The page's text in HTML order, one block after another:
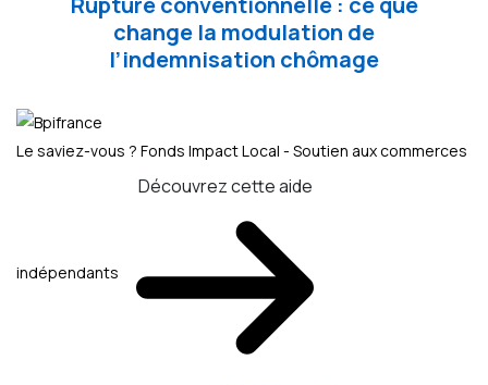
change la modulation de
l’indemnisation chômage
Le saviez-vous ? Fonds Impact Local - Soutien aux commerces
indépendants
Découvrez cette aide